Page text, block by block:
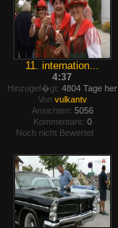
11. internation...
4:37
Hinzugef�gt: 4804 Tage her
Von vulkantv
Ansichten: 5056
Kommentare: 0
Noch nicht Bewertet